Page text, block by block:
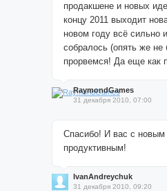
продакшене и новых
концу 2011 выходит
новом году всё сильно
собралось (опять же
прорвемся! Да еще как
RaymondGames
31 декабря 2010, 07:00
Спасибо! И вас с
продуктивным!
IvanAndreychuk
31 декабря 2010, 09:20